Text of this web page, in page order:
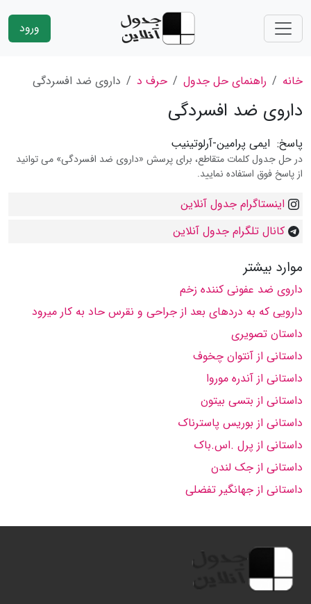
ورود
خانه راهنمای حل جدول حرف د داروی ضد افسردگی
داروی ضد افسردگی
پاسخ: ایمی پرامین-آرلوتینیب
در حل جدول کلمات متقاطع، برای پرسش «داروی ضد افسردگی» می توانید
از پاسخ فوق استفاده نمایید.
اینستاگرام جدول آنلاین
کانال تلگرام جدول آنلاین
موارد بیشتر
داروی ضد عفونی کننده زخم
دارویی که به دردهای بعد از جراحی و نقرس حاد به کار میرود
داستان تصویری
داستانی از آنتوان چخوف
داستانی از آندره موروا
داستانی از بتسی بیتون
داستانی از بوریس پاسترناک
داستانی از پرل .اس.باک
داستانی از جک لندن
داستانی از جهانگیر تفضلی